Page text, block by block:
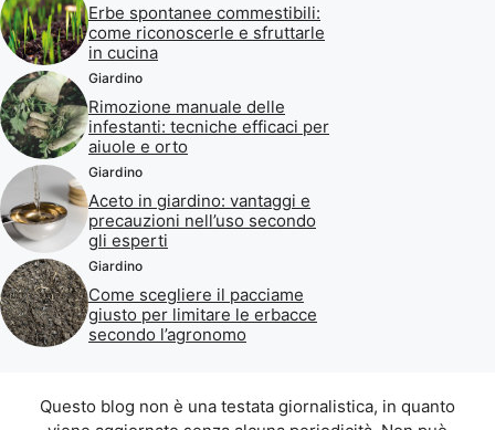
Erbe spontanee commestibili:
come riconoscerle e sfruttarle
in cucina
Giardino
Rimozione manuale delle
infestanti: tecniche efficaci per
aiuole e orto
Giardino
Aceto in giardino: vantaggi e
precauzioni nell’uso secondo
gli esperti
Giardino
Come scegliere il pacciame
giusto per limitare le erbacce
secondo l’agronomo
Questo blog non è una testata giornalistica, in quanto